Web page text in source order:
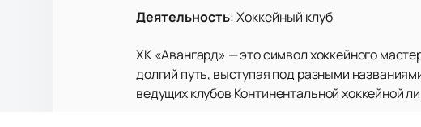
Деятельность:Хоккейный клуб
ХК «Авангард» — это символ хоккейного
долгий путь, выступая под разными
ведущих клубов Континентальной хоккейной